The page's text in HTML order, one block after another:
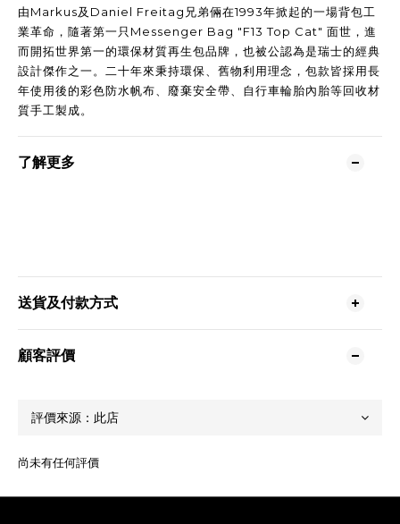
由Markus及Daniel Freitag兄弟倆在1993年掀起的一場背包工
業革命，隨著第一只Messenger Bag "F13 Top Cat" 面世，進
而開拓世界第一的環保材質再生包品牌，也被公認為是瑞士的經典
設計傑作之一。二十年來秉持環保、舊物利用理念，包款皆採用長
年使用後的彩色防水帆布、廢棄安全帶、自行車輪胎內胎等回收材
質手工製成。
了解更多
送貨及付款方式
顧客評價
尚未有任何評價